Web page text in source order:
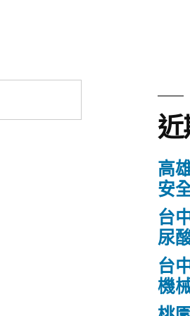
近
高
安
台
尿
台
機